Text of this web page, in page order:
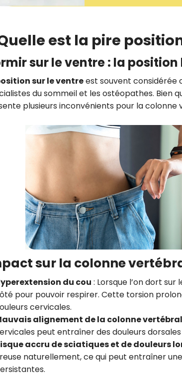
est la pire
sur le ventre : la
sur le ventreest souvent considérée
du sommeil et les ostéopathes. Bien
plusieurs inconvénients pour la
sur la colonne
du cou : Lorsque l’on dort
pour pouvoir respirer. Cette torsion
cervicales.
alignement de la colonne
peut entraîner des douleurs
accru de sciatiques et de douleurs
naturellement, ce qui peut entraîner